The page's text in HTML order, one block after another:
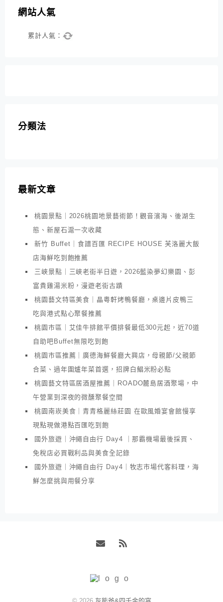
網站人氣
累計人氣：
分類法
最新文章
桃園景點｜2026桃園地景藝術節！觀音濱海、後湖生
態、新屋石滬一次收藏
新竹 Buffet｜食譜百匯 RECIPE HOUSE 芙洛麗大飯
店海鮮吃到飽推薦
三峽景點｜三峽老街半日遊，2026藍染夢幻樂園、彭
富貴雞湯米粉，漫遊老街古蹟
桃園藝文特區美食｜晶粵軒烤鴨餐廳，桌邊片皮鴨三
吃與港式點心聚餐推薦
桃園市區｜艾佳牛排館平價排餐最低300元起，近70道
自助吧Buffet無限吃到飽
桃園市區推薦｜廣德海鮮餐廳大興店，母親節/父親節
合菜、過年圍爐年菜首選，招牌白鯧米粉必點
桃園藝文特區居酒屋推薦｜ROADO麓島居酒聚場，中
午營業到深夜的微醺聚餐空間
桃園南崁美食｜青青格麗絲莊園 在歐風婚宴會館慢享
現點現做港點百匯吃到飽
國外旅遊｜沖繩自由行 Day4 ｜那霸機場最後採買、
免稅店必買戰利品與美食全記錄
國外旅遊｜沖繩自由行 Day4｜牧志市場代客料理，海
鮮怎麼挑與用餐分享